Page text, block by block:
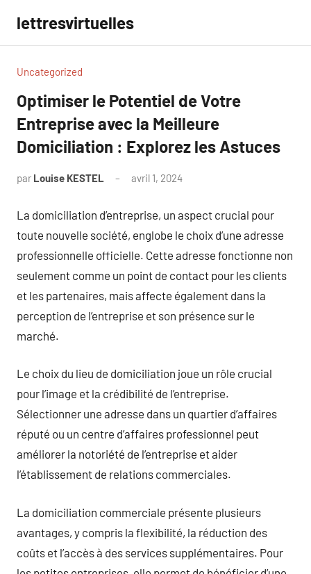
contenu
lettresvirtuelles
Uncategorized
Optimiser le Potentiel de Votre
Entreprise avec la Meilleure
Domiciliation : Explorez les Astuces
par Louise KESTEL avril 1, 2024
La domiciliation d’entreprise, un aspect crucial pour
toute nouvelle société, englobe le choix d’une adresse
professionnelle officielle. Cette adresse fonctionne non
seulement comme un point de contact pour les clients
et les partenaires, mais affecte également dans la
perception de l’entreprise et son présence sur le
marché.
Le choix du lieu de domiciliation joue un rôle crucial
pour l’image et la crédibilité de l’entreprise.
Sélectionner une adresse dans un quartier d’affaires
réputé ou un centre d’affaires professionnel peut
améliorer la notoriété de l’entreprise et aider
l’établissement de relations commerciales.
La domiciliation commerciale présente plusieurs
avantages, y compris la flexibilité, la réduction des
coûts et l’accès à des services supplémentaires. Pour